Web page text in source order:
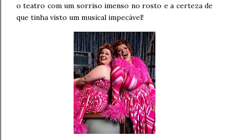
o teatro com um sorriso imenso no rosto e a certeza de
que tinha visto um musical impecável!